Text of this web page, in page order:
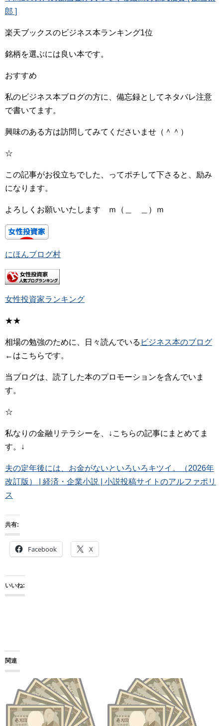
郎 ]
楽天ブックスのビジネス本ランキング1位
銘柄を選ぶには良い本です。
おすすめ
私のビジネス本ブログの方に、備忘録としてネタバレ注意
で書いてます。
興味のある方は訪問してみてくださいませ（＾＾）
☆
この記事がお役立ちでした、ってポチして下さると、励み
になります。
よろしくお願いいたします ｍ（＿ ＿）ｍ
にほんブログ村
女性投資家ランキング
★★
相場の勉強のために、日々読んでいる ビジネス本のブログ
←はこちらです。
当ブログは、読了した本のプロモーションを含んでいま
す。
☆
私なりの金融リテラシーを、↓こちらの記事にまとめてま
す。↓
夫の定年後には、お金がないといろいろキツイ。（2026年
改訂版） | 経済・企業小説 | 小説投稿サイトのアルファポリ
ス
共有:
Facebook X
いいね:
関連